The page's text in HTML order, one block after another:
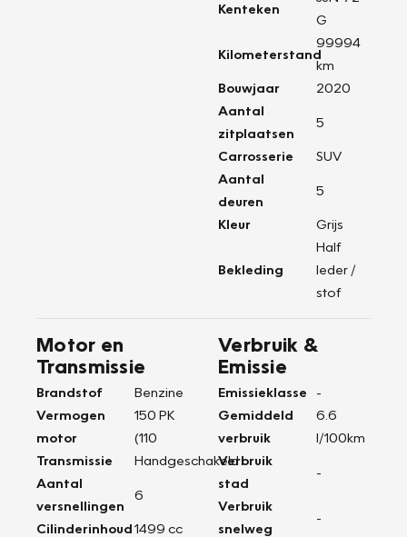
Kenteken
G
Kilometerstand
99994
km
Bouwjaar
2020
Aantal
zitplaatsen
5
Carrosserie
SUV
Aantal
deuren
5
Kleur Grijs
Bekleding
Half
leder /
stof
Motor en
Transmissie
Brandstof
Benzine
Vermogen
motor
150 PK
(110
Transmissie
Handgeschakeld
Aantal
versnellingen
6
Cilinderinhoud1499 cc
Verbruik &
Emissie
Emissieklasse
-
Gemiddeld
verbruik
6.6
l/100km
Verbruik
stad
-
Verbruik
snelweg
-